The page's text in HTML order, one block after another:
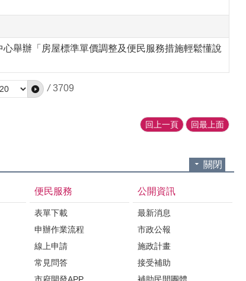
舉辦「房屋標準單價調整及便民服務措施輕鬆懂說
/ 3709
回上一頁 回最上面
關閉
便民服務
表單下載
申辦作業流程
線上申請
常見問答
公開資訊
最新消息
市政公報
施政計畫
接受補助